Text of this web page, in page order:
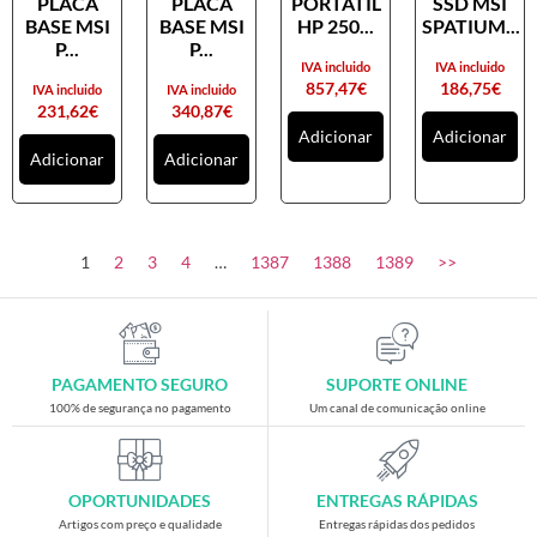
Mini-PCs
Outros computadores
Portáteis
Torres
Gaming
Acessórios gaming
Impressoras
Impressoras de tickets/etiquetas
Outros acessórios e consumíveis
Outros equipamentos de impressão e digitalização
Papel de impressão e digitalização
BASE MSI
P...
231,62€
IVA incluido
Adicionar
BASE MSI
P...
340,87€
IVA incluido
Adicionar
HP 250...
857,47€
IVA incluido
Adicionar
SPATIUM...
186,75€
IVA incluido
Adicionar
1 2 3 4 … 1387 1388 1389 >>
PAGAMENTO SEGURO
100% de segurança no pagamento
SUPORTE ONLINE
Um canal de comunicação online
OPORTUNIDADES
Artigos com preço e qualidade
ENTREGAS RÁPIDAS
Entregas rápidas dos pedidos